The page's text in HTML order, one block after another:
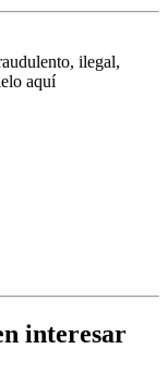
ilegal,
aquí
interesar